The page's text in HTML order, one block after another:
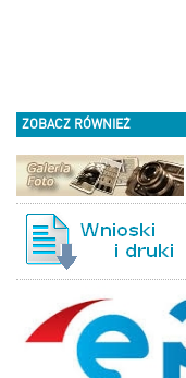
ZOBACZ RÓWNIEŻ